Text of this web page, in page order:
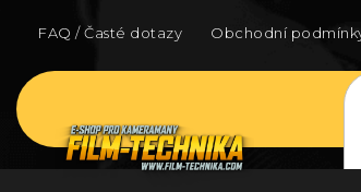
FAQ / Časté dotazy Obchodní